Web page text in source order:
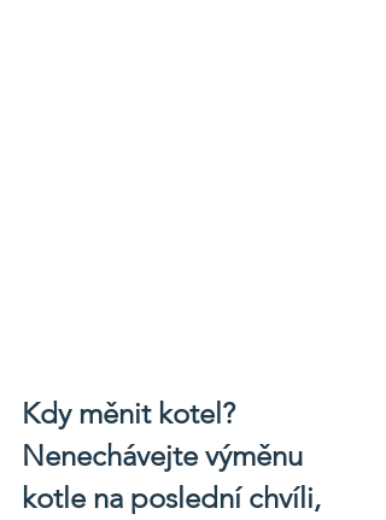
Kdy měnit kotel?
Nenechávejte výměnu
kotle na poslední chvíli,